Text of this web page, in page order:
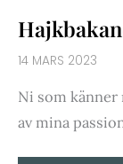
14 MARS 2023
Ni som känner
av mina